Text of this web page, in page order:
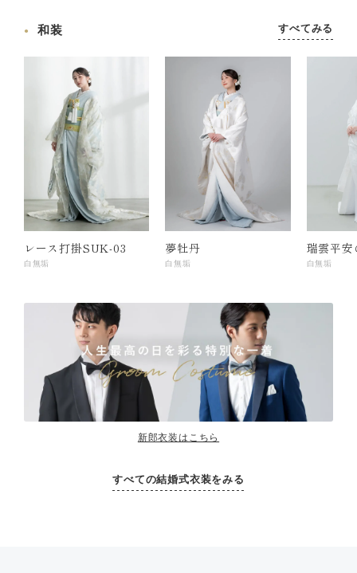
和装 すべてみる
レース打掛SUK-03
白無垢
夢牡丹
白無垢
瑞雲平安
白無垢
新郎衣装はこちら
すべての結婚式衣装をみる